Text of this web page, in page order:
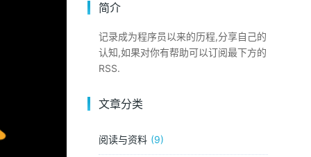
简介
记录成为程序员以来的历程,分享自己的
认知,如果对你有帮助可以订阅最下方的
RSS.
文章分类
阅读与资料 9